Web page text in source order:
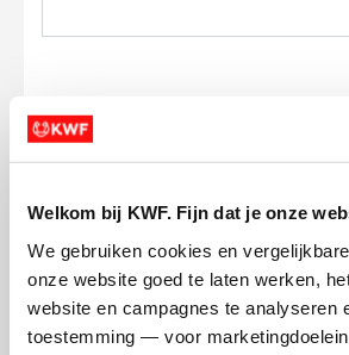
Welkom bij KWF. Fijn dat je onze
We gebruiken cookies en
onze website goed te laten werken,
website en campagnes te analyseren
toestemming — voor
en betaal €0.75 extra.
Doneer nu